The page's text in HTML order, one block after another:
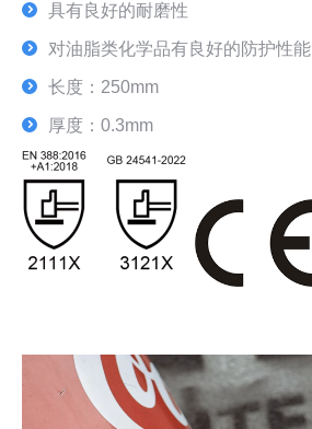
具有良好的耐磨性
对油脂类化学品有良好的防护性能
长度：250mm
厚度：0.3mm